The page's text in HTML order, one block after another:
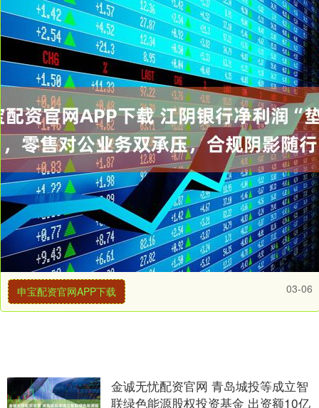
申宝配资官网APP下载 03-06
金诚无忧配资官网 青岛城投等成立智
联绿色能源股权投资基金 出资额10亿